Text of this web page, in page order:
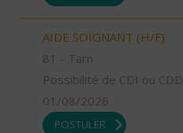
AIDE SOIGNANT (H/F)
81 - Tarn
Possibilité de CDI ou CDD
01/08/2026
POSTULER